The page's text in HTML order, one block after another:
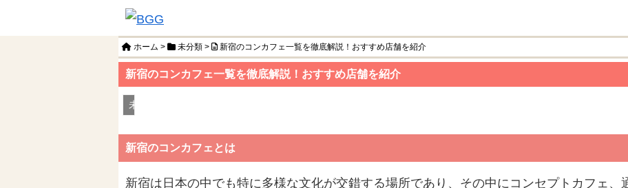
ホーム > 未分類 > 新宿のコンカフェ一覧を徹底解説！おすすめ店舗を紹介
新宿のコンカフェ一覧を徹底解説！おすすめ店舗を紹介
未分類
新宿のコンカフェとは
新宿は日本の中でも特に多様な文化が交錯する場所であり、その中にコンセプトカフェ、